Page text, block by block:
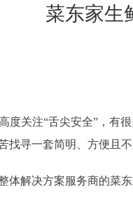
菜东家生
度关注“舌尖安全”，有
找寻一套简明、方便且
体解决方案服务商的菜